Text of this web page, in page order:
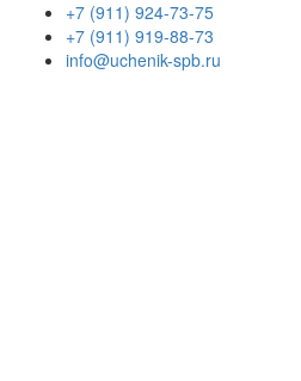
+7 (911) 924-73-75
+7 (911) 919-88-73
info@uchenik-spb.ru